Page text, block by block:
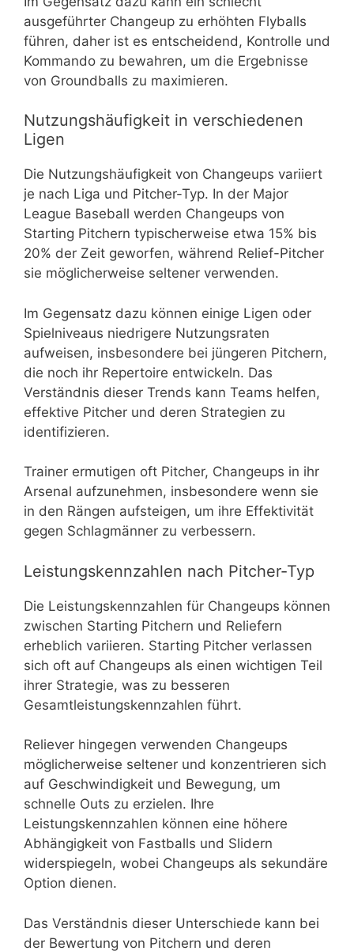
ausgeführter Changeup zu erhöhten Flyballs
führen, daher ist es entscheidend, Kontrolle und
Kommando zu bewahren, um die Ergebnisse
von Groundballs zu maximieren.
Nutzungshäufigkeit in verschiedenen
Ligen
Die Nutzungshäufigkeit von Changeups variiert
je nach Liga und Pitcher-Typ. In der Major
League Baseball werden Changeups von
Starting Pitchern typischerweise etwa 15% bis
20% der Zeit geworfen, während Relief-Pitcher
sie möglicherweise seltener verwenden.
Im Gegensatz dazu können einige Ligen oder
Spielniveaus niedrigere Nutzungsraten
aufweisen, insbesondere bei jüngeren Pitchern,
die noch ihr Repertoire entwickeln. Das
Verständnis dieser Trends kann Teams helfen,
effektive Pitcher und deren Strategien zu
identifizieren.
Trainer ermutigen oft Pitcher, Changeups in ihr
Arsenal aufzunehmen, insbesondere wenn sie
in den Rängen aufsteigen, um ihre Effektivität
gegen Schlagmänner zu verbessern.
Leistungskennzahlen nach Pitcher-Typ
Die Leistungskennzahlen für Changeups können
zwischen Starting Pitchern und Reliefern
erheblich variieren. Starting Pitcher verlassen
sich oft auf Changeups als einen wichtigen Teil
ihrer Strategie, was zu besseren
Gesamtleistungskennzahlen führt.
Reliever hingegen verwenden Changeups
möglicherweise seltener und konzentrieren sich
auf Geschwindigkeit und Bewegung, um
schnelle Outs zu erzielen. Ihre
Leistungskennzahlen können eine höhere
Abhängigkeit von Fastballs und Slidern
widerspiegeln, wobei Changeups als sekundäre
Option dienen.
Das Verständnis dieser Unterschiede kann bei
der Bewertung von Pitchern und deren